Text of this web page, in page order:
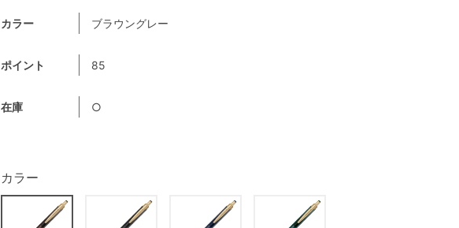
カラー ブラウングレー
ポイント 85
在庫 ○
カラー